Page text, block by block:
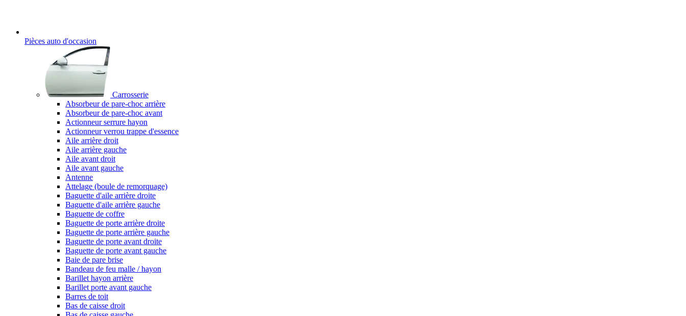
Pièces auto d'occasion
Carrosserie
Absorbeur de pare-choc arrière
Absorbeur de pare-choc avant
Actionneur serrure hayon
Actionneur verrou trappe d'essence
Aile arrière droit
Aile arrière gauche
Aile avant droit
Aile avant gauche
Antenne
Attelage (boule de remorquage)
Baguette d'aile arrière droite
Baguette d'aile arrière gauche
Baguette de coffre
Baguette de porte arrière droite
Baguette de porte arrière gauche
Baguette de porte avant droite
Baguette de porte avant gauche
Baie de pare brise
Bandeau de feu malle / hayon
Barillet hayon arrière
Barillet porte avant gauche
Barres de toit
Bas de caisse droit